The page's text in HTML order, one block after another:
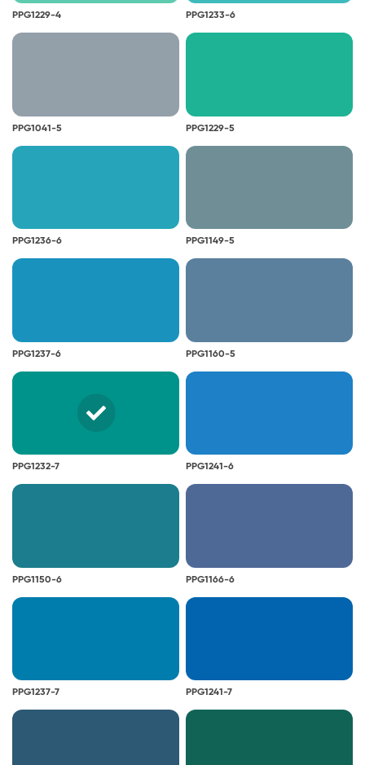
elveszítheti eredeti színét, és sárgás árnyalatot
kaphat. A sárgulás bekövetkezhet azokon a már
festett felületeken is, amelyek nem kapnak
PPG1229-4 PPG1233-6
PPG1041-5 PPG1229-5
PPG1236-6 PPG1149-5
PPG1237-6 PPG1160-5
PPG1232-7 PPG1241-6
PPG1150-6 PPG1166-6
PPG1237-7 PPG1241-7